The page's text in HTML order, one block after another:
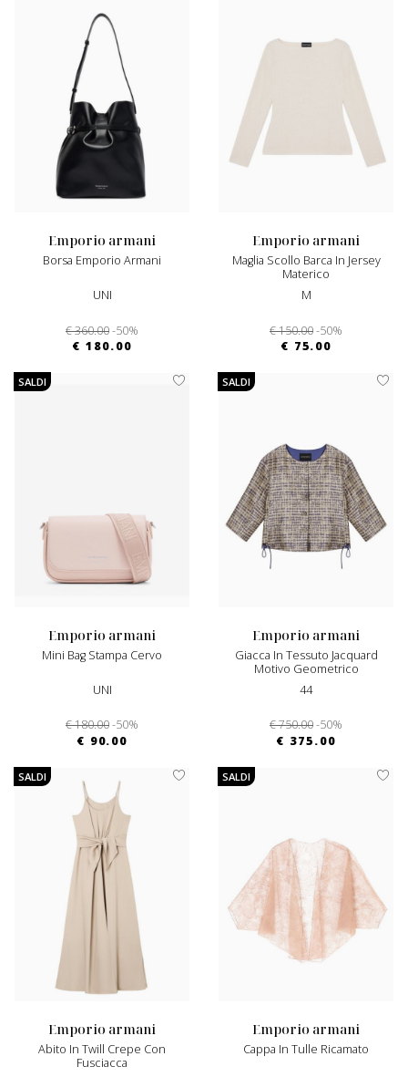
emporio armani
Borsa Emporio Armani
UNI
€ 360.00-50%
€ 180.00
emporio armani
Maglia Scollo Barca In Jersey
Materico
M
€ 150.00-50%
€ 75.00
SALDI
emporio armani
Mini Bag Stampa Cervo
UNI
€ 180.00-50%
€ 90.00
SALDI
emporio armani
Giacca In Tessuto Jacquard
Motivo Geometrico
44
€ 750.00-50%
€ 375.00
SALDI
emporio armani
Abito In Twill Crepe Con
Fusciacca
SALDI
emporio armani
Cappa In Tulle Ricamato